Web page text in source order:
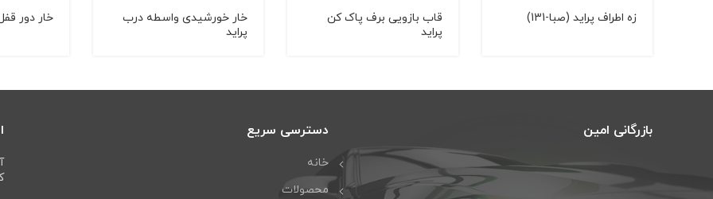
زه اطراف پراید (صبا-131)
قاب بازویی برف پاک کن
پراید
خار خورشیدی واسطه درب
پراید
خار دور
بازرگانی امین دسترسی سریع
خانه
محصولات